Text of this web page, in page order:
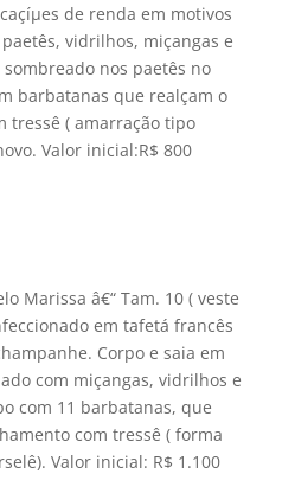
de renda em motivos
vidrilhos, miçangas e
nos paetês no
barbatanas que realçam o
tressê ( amarração tipo
Valor inicial:R$ 800
Marissa â€“ Tam. 10 ( veste
em tafetá francês
Corpo e saia em
com miçangas, vidrilhos e
com 11 barbatanas, que
com tressê ( forma
Valor inicial: R$ 1.100